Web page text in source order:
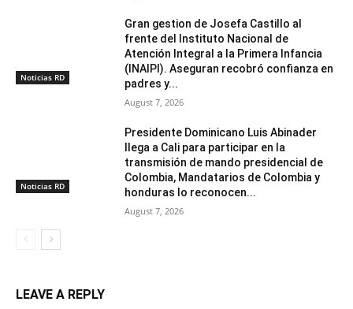
Noticias RD
Gran gestion de Josefa Castillo al
frente del Instituto Nacional de
Atención Integral a la Primera Infancia
(INAIPI). Aseguran recobró confianza en
padres y...
August 7, 2026
Noticias RD
Presidente Dominicano Luis Abinader
llega a Cali para participar en la
transmisión de mando presidencial de
Colombia, Mandatarios de Colombia y
honduras lo reconocen...
August 7, 2026
LEAVE A REPLY